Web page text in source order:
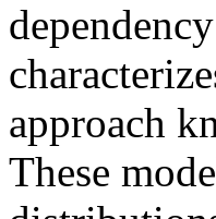
approach
These